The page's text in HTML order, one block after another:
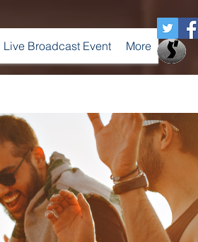
Live Broadcast Event More